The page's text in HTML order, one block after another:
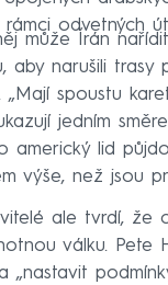
odvetných
může Írán
aby narušili
„Mají spoustu
jedním
americký lid
výše, než jsou
ale tvrdí, že
válku. Pete
„nastavit